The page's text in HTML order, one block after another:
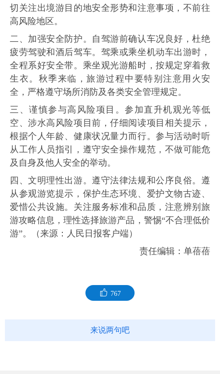
切关注出境游目的地安全形势和注意事项，不前往
高风险地区。
二、加强安全防护。自驾游前确认车况良好，杜绝
疲劳驾驶和酒后驾车。驾乘或乘坐机动车出游时，
全程系好安全带。乘坐观光游船时，按规定穿着救
生衣。秋季来临，旅游过程中要特别注意用火安
全，严格遵守场所消防及各类安全管理规定。
三、谨慎参与高风险项目。参加直升机观光等低
空、涉水高风险项目前，仔细阅读项目相关提示，
根据个人年龄、健康状况量力而行。参与活动时听
从工作人员指引，遵守安全操作规范，不做可能危
及自身及他人安全的举动。
四、文明理性出游。遵守法律法规和公序良俗。遵
从参观游览提示，保护生态环境、爱护文物古迹、
爱惜公共设施。关注服务标准和品质，注意辨别旅
游攻略信息，理性选择旅游产品，警惕“不合理低价
游”。（来源：人民日报客户端）
责任编辑：单蓓蓓
767
来说两句吧